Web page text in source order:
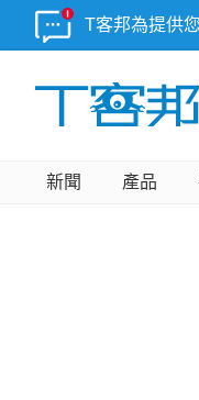
T客邦為提供
新聞 產品